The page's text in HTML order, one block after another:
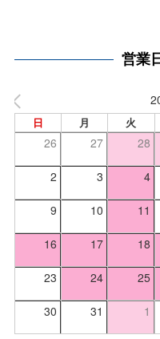
営業
日 月 火
26 27 28
2 3 4
9 10 11
16 17 18
23 24 25
30 31 1